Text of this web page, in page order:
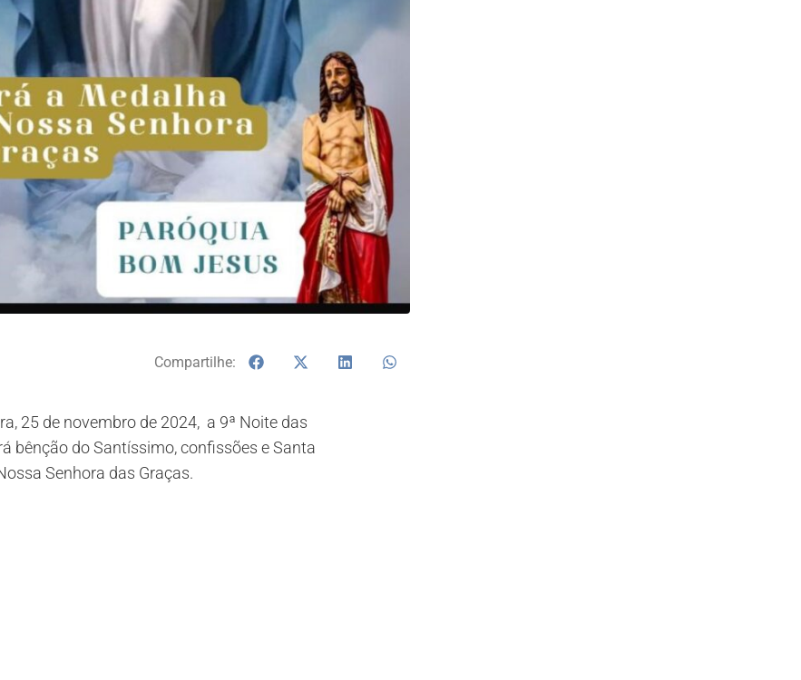
Compartilhe:
25 de novembro de 2024, a 9ª Noite das
bênção do Santíssimo, confissões e Santa
Senhora das Graças.